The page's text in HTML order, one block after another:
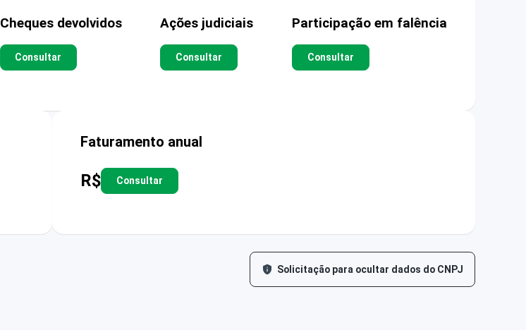
Cheques devolvidos
Consultar
Ações judiciais
Consultar
Participação em falência
Consultar
Faturamento anual
R$ Consultar
Solicitação para ocultar dados do CNPJ